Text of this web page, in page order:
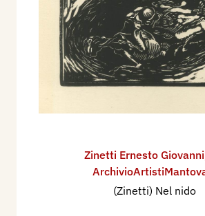
Zinetti Ernesto Giovanni
(Zinetti) Nel nido